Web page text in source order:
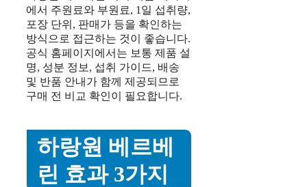
에서 주원료와 부원료, 1일 섭취량,
포장 단위, 판매가 등을 확인하는
방식으로 접근하는 것이 좋습니다.
공식 홈페이지에서는 보통 제품 설
명, 성분 정보, 섭취 가이드, 배송
및 반품 안내가 함께 제공되므로
구매 전 비교 확인이 필요합니다.
하랑원 베르베
린 효과 3가지